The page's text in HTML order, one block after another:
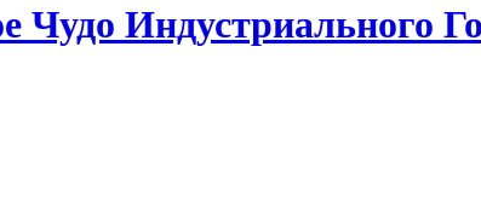
Индустриального